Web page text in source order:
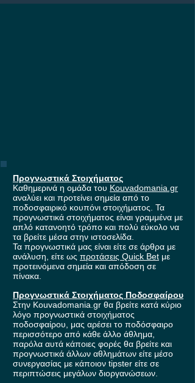
Europa League, με
Προγνωστικά Στοιχήματος
Καθημερινά η ομάδα του Kouvadomania.gr
αναλύει και προτείνει σημεία από το
ποδοσφαιρικό κουπόνι στοιχήματος. Τα
προγνωστικά στοιχήματος είναι γραμμένα με
απλό κατανοητό τρόπο και πολύ εύκολο να
τα βρείτε μέσα στην ιστοσελίδα.
Τα προγνωστικά μας είναι είτε σε άρθρα με
ανάλυση, είτε ως προτάσεις Quick Bet με
προτεινόμενα σημεία και απόδοση σε
πίνακα.
Προγνωστικά Στοιχήματος Ποδοσφαίρου
Στην Kouvadomania.gr θα βρείτε κατά κύριο
λόγο προγνωστικά στοιχήματος
ποδοσφαίρου, μας αρέσει το ποδόσφαιρο
περισσότερο από κάθε άλλο άθλημα,
παρόλα αυτά κάποιες φορές θα βρείτε και
προγνωστικά άλλων αθλημάτων είτε μέσο
συνεργασίας με κάποιον tipster είτε σε
περιπτώσεις μεγάλων διοργανώσεων.